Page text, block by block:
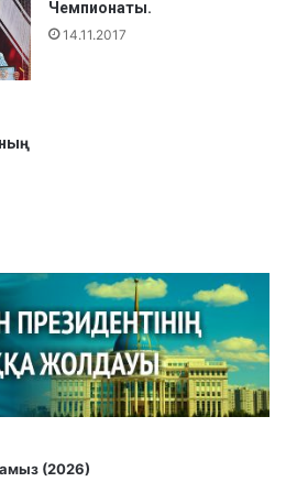
Чемпионаты.
14.11.2017
(2026)